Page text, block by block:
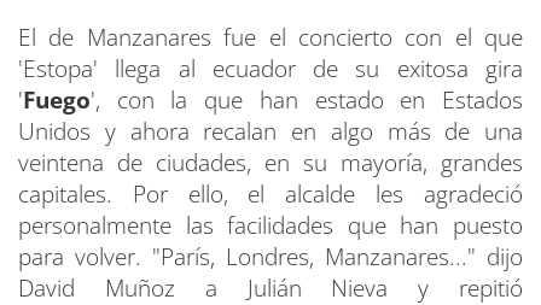
El de Manzanares fue el concierto con el que
'Estopa' llega al ecuador de su exitosa gira
'Fuego', con la que han estado en Estados
Unidos y ahora recalan en algo más de una
veintena de ciudades, en su mayoría, grandes
capitales. Por ello, el alcalde les agradeció
personalmente las facilidades que han puesto
para volver. "París, Londres, Manzanares..." dijo
David Muñoz a Julián Nieva y repitió